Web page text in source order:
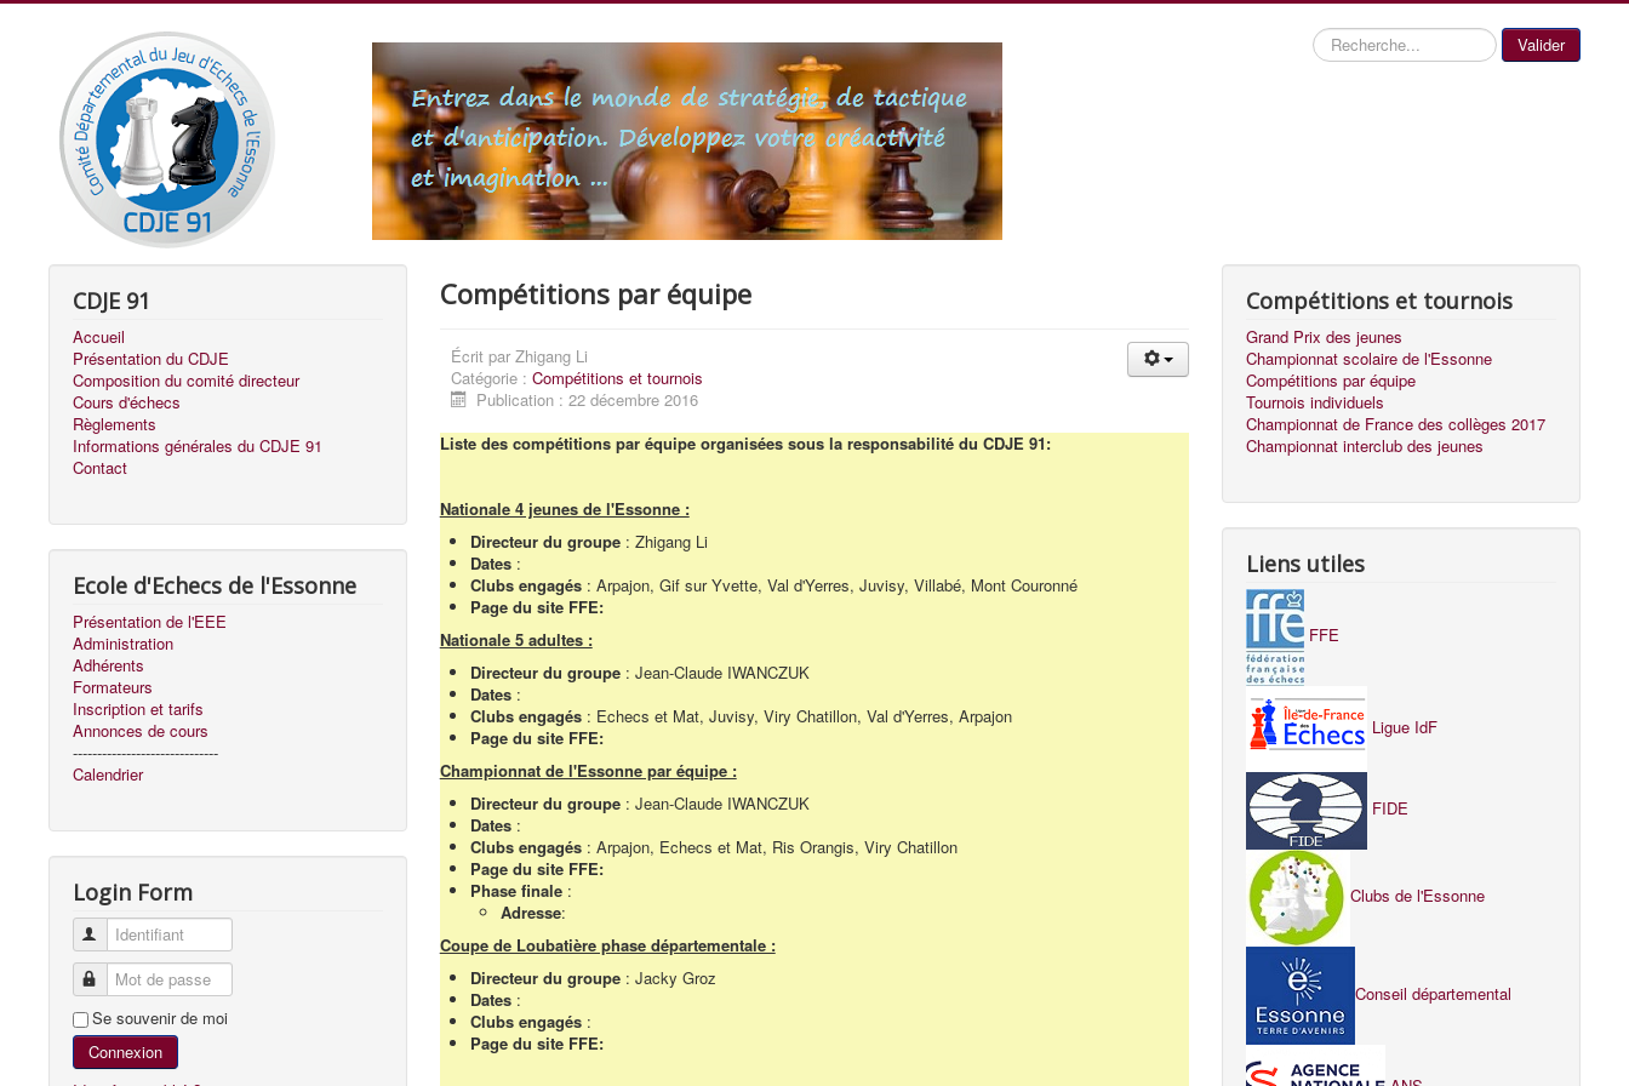
Recherche Valider
CDJE 91
Accueil
Présentation du CDJE
Composition du comité directeur
Cours d'échecs
Règlements
Informations générales du CDJE 91
Contact
Ecole d'Echecs de l'Essonne
Présentation de l'EEE
Administration
Adhérents
Formateurs
Inscription et tarifs
Annonces de cours
------------------------------
Calendrier
Login Form
Identifiant
Mot de passe
Se souvenir de moi
Connexion
Compétitions par équipe
Écrit par Zhigang Li
Catégorie : Compétitions et tournois
Publication : 22 décembre 2016
Liste des compétitions par équipe organisées sous la responsabilité du CDJE 91:
Nationale 4 jeunes de l'Essonne :
Directeur du groupe : Zhigang Li
Dates :
Clubs engagés : Arpajon, Gif sur Yvette, Val d'Yerres, Juvisy, Villabé, Mont Couronné
Page du site FFE:
Nationale 5 adultes :
Directeur du groupe : Jean-Claude IWANCZUK
Dates :
Clubs engagés : Echecs et Mat, Juvisy, Viry Chatillon, Val d'Yerres, Arpajon
Page du site FFE:
Championnat de l'Essonne par équipe :
Directeur du groupe : Jean-Claude IWANCZUK
Dates :
Clubs engagés : Arpajon, Echecs et Mat, Ris Orangis, Viry Chatillon
Page du site FFE:
Phase finale :
Adresse:
Coupe de Loubatière phase départementale :
Directeur du groupe : Jacky Groz
Dates :
Clubs engagés :
Page du site FFE:
Compétitions et tournois
Grand Prix des jeunes
Championnat scolaire de l'Essonne
Compétitions par équipe
Tournois individuels
Championnat de France des collèges 2017
Championnat interclub des jeunes
Liens utiles
FFE
Ligue IdF
FIDE
Clubs de l'Essonne
Conseil départemental